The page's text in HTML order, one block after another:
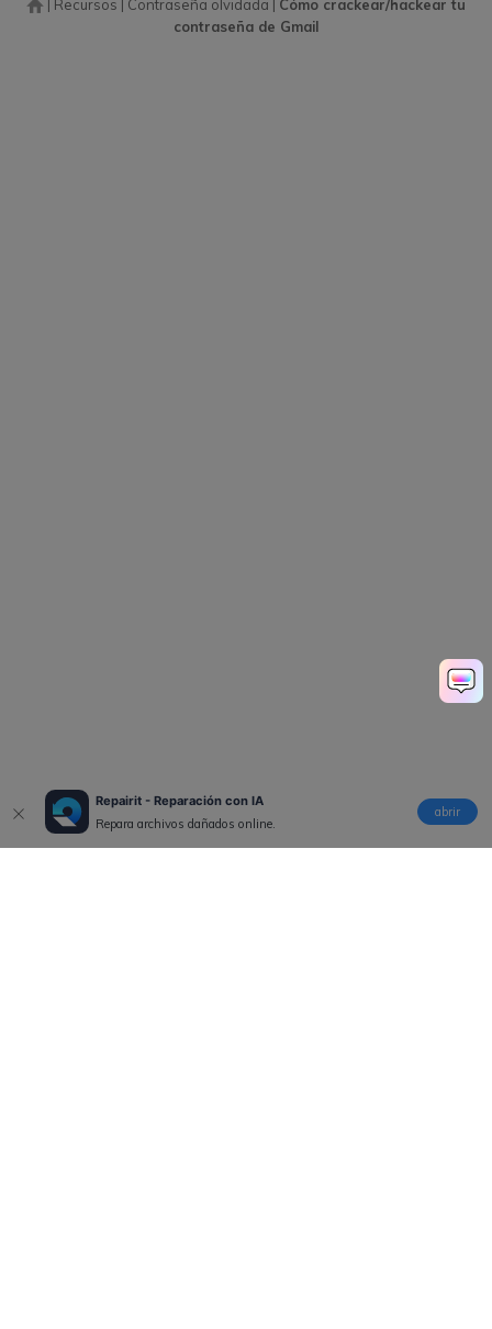
Repairit - Reparación con IA
Repara archivos dañados online.
abrir
| Recursos | Contraseña olvidada | Cómo crackear/hackear tu
contraseña de Gmail